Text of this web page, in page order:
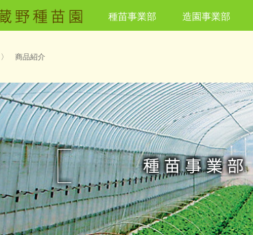
種苗事業部 造園事業部
〉 商品紹介